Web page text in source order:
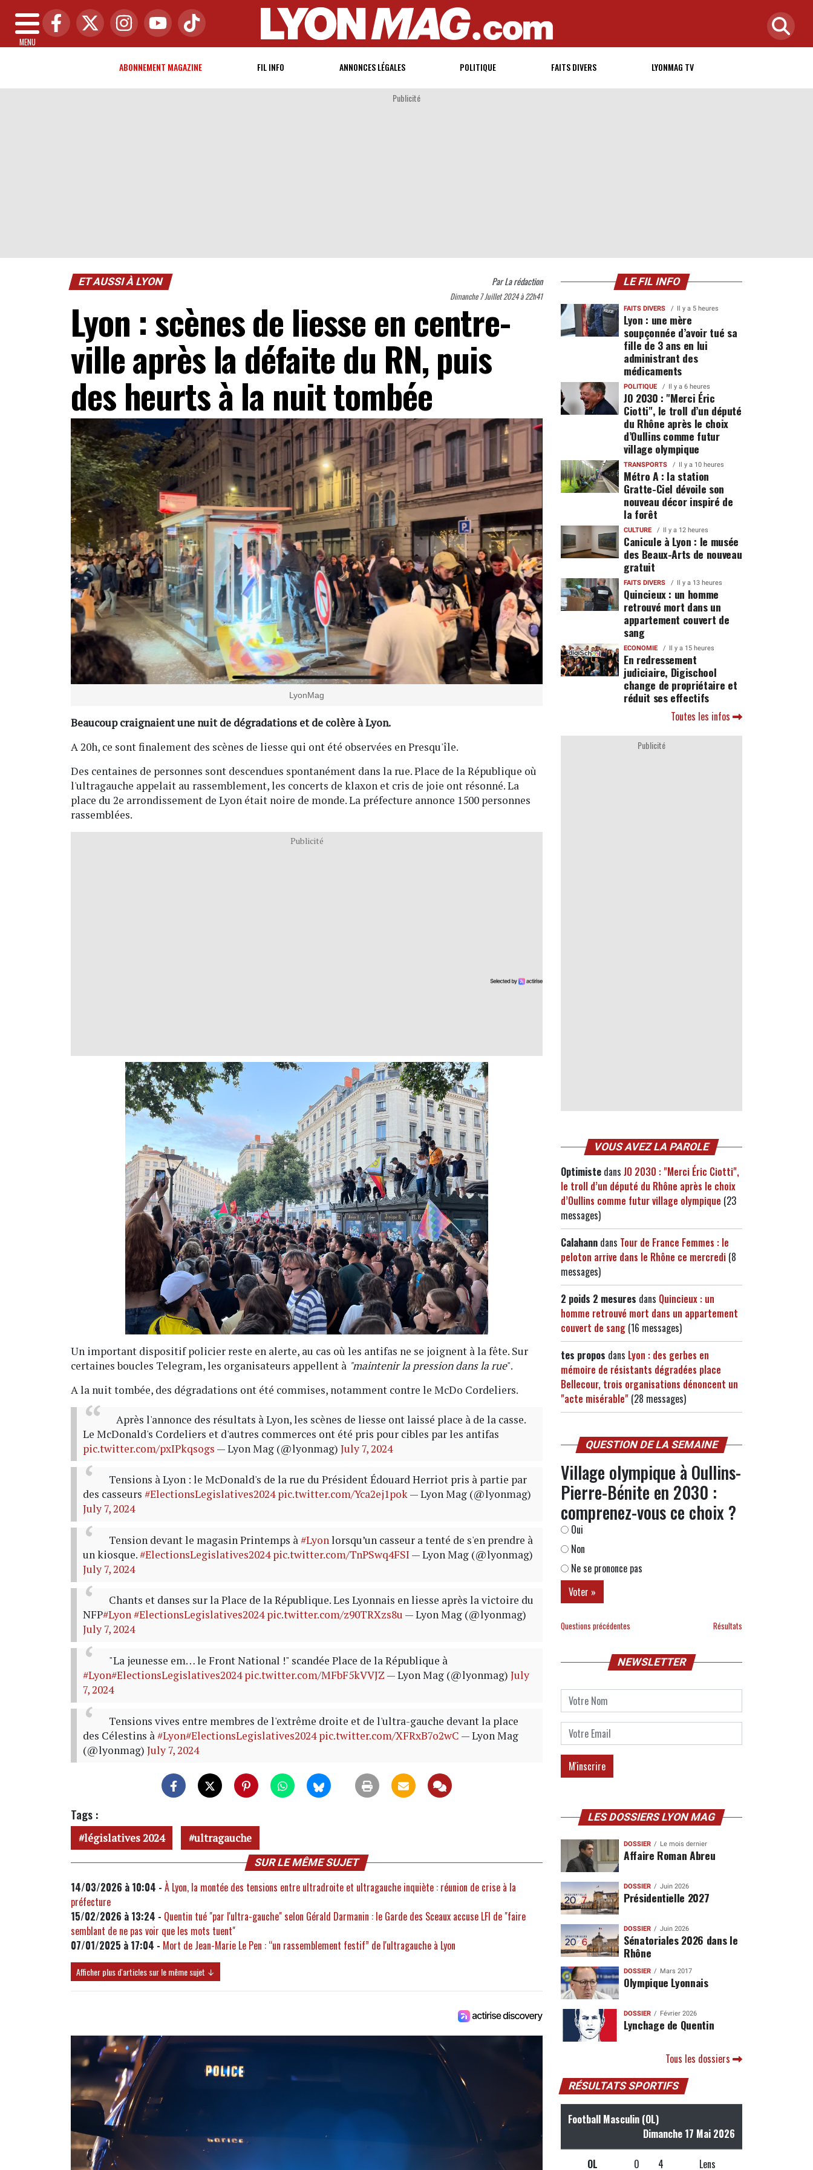
MENU
ABONNEMENT MAGAZINE FIL INFO ANNONCES LÉGALES POLITIQUE FAITS DIVERS LYONMAG TV
Publicité
ET AUSSI À LYON ParLa rédaction
Dimanche 7 Juillet 2024 à 22h41
Lyon : scènes de liesse en centre-
ville après la défaite du RN, puis
des heurts à la nuit tombée
LyonMag
Beaucoup craignaient une nuit de dégradations et de colère à Lyon.
A 20h, ce sont finalement des scènes de liesse qui ont été observées en Presqu'île.
Des centaines de personnes sont descendues spontanément dans la rue. Place de la République où
l'ultragauche appelait au rassemblement, les concerts de klaxon et cris de joie ont résonné. La
place du 2e arrondissement de Lyon était noire de monde. La préfecture annonce 1500 personnes
rassemblées.
Publicité
Un important dispositif policier reste en alerte, au cas où les antifas ne se joignent à la fête. Sur
certaines boucles Telegram, les organisateurs appellent à "maintenir la pression dans la rue".
A la nuit tombée, des dégradations ont été commises, notamment contre le McDo Cordeliers.
Après l'annonce des résultats à Lyon, les scènes de liesse ont laissé place à de la casse.
Le McDonald's Cordeliers et d'autres commerces ont été pris pour cibles par les antifas
pic.twitter.com/pxIPkqsogs — Lyon Mag (@lyonmag) July 7, 2024
Tensions à Lyon : le McDonald's de la rue du Président Édouard Herriot pris à partie par
des casseurs #ElectionsLegislatives2024 pic.twitter.com/Yca2ej1pok— Lyon Mag (@lyonmag)
July 7, 2024
Tension devant le magasin Printemps à#Lyonlorsqu’un casseur a tenté de s'en prendre à
un kiosque.#ElectionsLegislatives2024 pic.twitter.com/TnPSwq4FSI — Lyon Mag (@lyonmag)
July 7, 2024
Chants et danses sur la Place de la République. Les Lyonnais en liesse après la victoire du
NFP#Lyon#ElectionsLegislatives2024 pic.twitter.com/z90TRXzs8u — Lyon Mag (@lyonmag)
July 7, 2024
"La jeunesse em… le Front National !" scandée Place de la République à
#Lyon#ElectionsLegislatives2024 pic.twitter.com/MFbF5kVVJZ — Lyon Mag (@lyonmag) July
7, 2024
Tensions vives entre membres de l'extrême droite et de l'ultra-gauche devant la place
des Célestins à #Lyon#ElectionsLegislatives2024 pic.twitter.com/XFRxB7o2wC — Lyon Mag
(@lyonmag) July 7, 2024
Tags :
législatives 2024 ultragauche
SUR LE MÊME SUJET
14/03/2026 à 10:04 - À Lyon, la montée des tensions entre ultradroite et ultragauche inquiète : réunion de crise à la
préfecture
15/02/2026 à 13:24 - Quentin tué "par l'ultra-gauche" selon Gérald Darmanin : le Garde des Sceaux accuse LFI de "faire
semblant de ne pas voir que les mots tuent"
07/01/2025 à 17:04 - Mort de Jean-Marie Le Pen : “un rassemblement festif” de l'ultragauche à Lyon
Afficher plus d'articles sur le même sujet ↓
LE FIL INFO
FAITS DIVERS Il y a 5 heures
Lyon : une mère
soupçonnée d’avoir tué sa
fille de 3 ans en lui
administrant des
médicaments
POLITIQUE Il y a 6 heures
JO 2030 : "Merci Éric
Ciotti", le troll d’un député
du Rhône après le choix
d’Oullins comme futur
village olympique
TRANSPORTS Il y a 10 heures
Métro A : la station
Gratte-Ciel dévoile son
nouveau décor inspiré de
la forêt
CULTURE Il y a 12 heures
Canicule à Lyon : le musée
des Beaux-Arts de nouveau
gratuit
FAITS DIVERS Il y a 13 heures
Quincieux : un homme
retrouvé mort dans un
appartement couvert de
sang
ECONOMIE Il y a 15 heures
En redressement
judiciaire, Digischool
change de propriétaire et
réduit ses effectifs
Toutes les infos
Publicité
VOUS AVEZ LA PAROLE
Optimiste dans JO 2030 : "Merci Éric Ciotti",
le troll d’un député du Rhône après le choix
d’Oullins comme futur village olympique (23
messages)
Calahann dans Tour de France Femmes : le
peloton arrive dans le Rhône ce mercredi (8
messages)
2 poids 2 mesures dans Quincieux : un
homme retrouvé mort dans un appartement
couvert de sang (16 messages)
tes propos dans Lyon : des gerbes en
mémoire de résistants dégradées place
Bellecour, trois organisations dénoncent un
"acte misérable" (28 messages)
QUESTION DE LA SEMAINE
Village olympique à Oullins-
Pierre-Bénite en 2030 :
comprenez-vous ce choix ?
Oui
Non
Ne se prononce pas
Questions précédentes Résultats
NEWSLETTER
LES DOSSIERS LYON MAG
DOSSIER Le mois dernier
Affaire Roman Abreu
DOSSIER Juin 2026
Présidentielle 2027
DOSSIER Juin 2026
Sénatoriales 2026 dans le
Rhône
DOSSIER Mars 2017
Olympique Lyonnais
DOSSIER Février 2026
Lynchage de Quentin
Tous les dossiers
RÉSULTATS SPORTIFS
Football Masculin (OL)
Dimanche 17 Mai 2026
OL 0 4 Lens